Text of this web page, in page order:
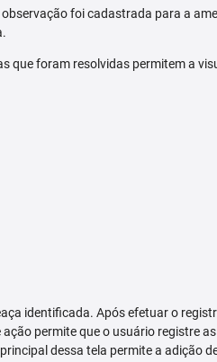
observação foi cadastrada para a
que foram resolvidas permitem a
identificada. Após efetuar o
permite que o usuário registre
dessa tela permite a adição